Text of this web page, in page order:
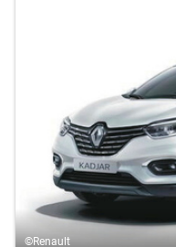
©Renault